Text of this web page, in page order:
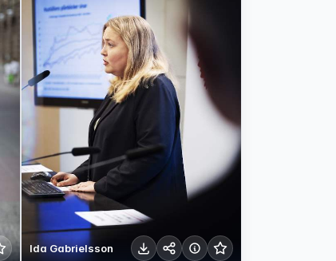
Ida Gabrielsson